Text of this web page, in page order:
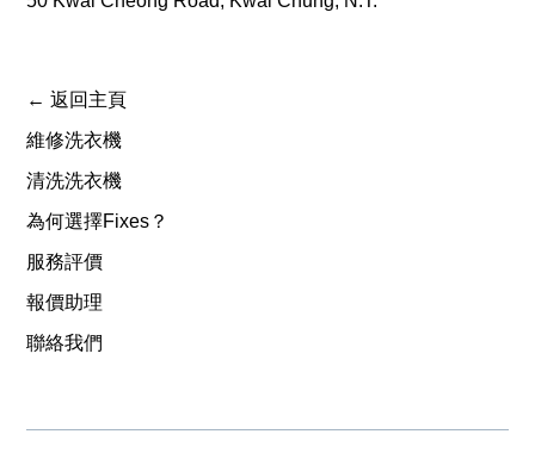
← 返回主頁
維修洗衣機
清洗洗衣機
為何選擇Fixes？
服務評價
報價助理
聯絡我們